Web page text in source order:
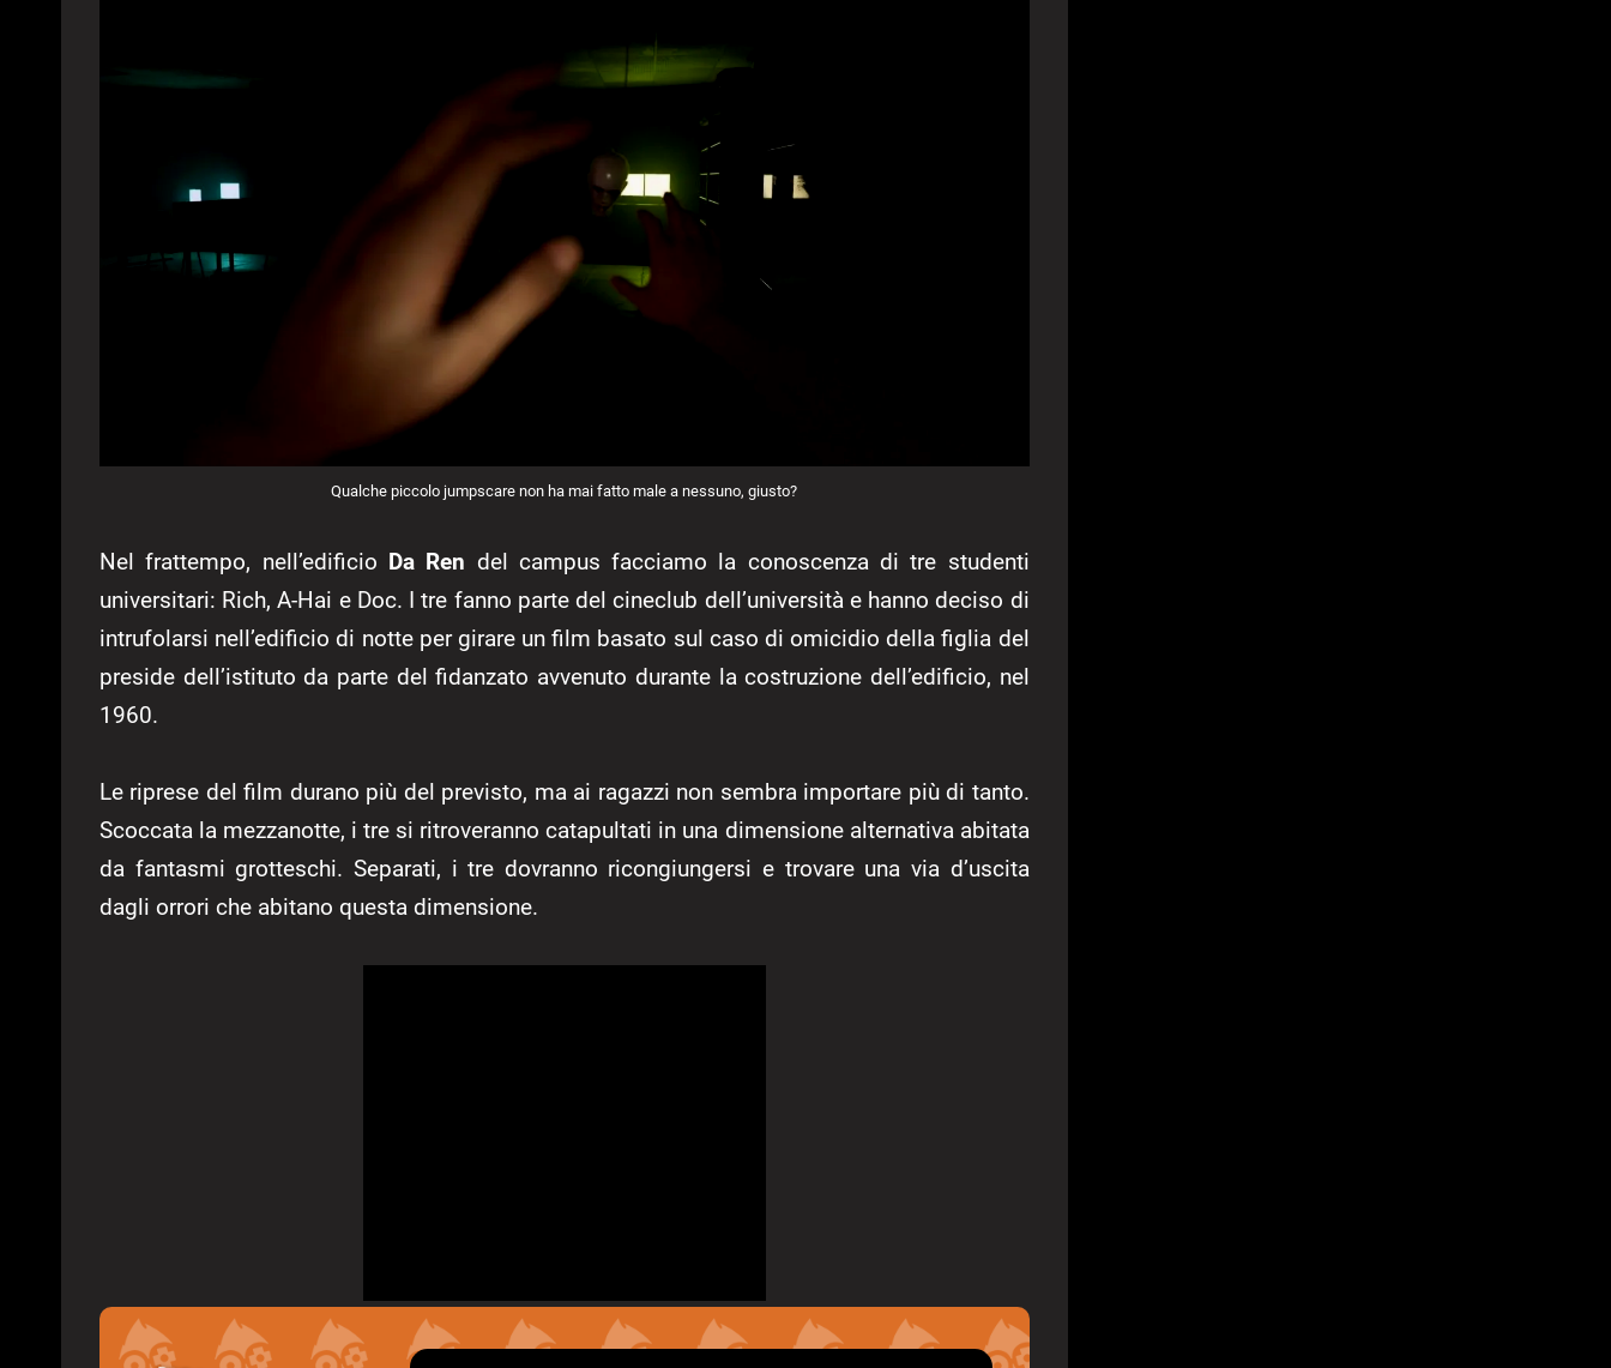
Qualche piccolo jumpscare non ha mai fatto male a nessuno, giusto?
Nel frattempo, nell’edificio Da Ren del campus facciamo la conoscenza di tre studenti
universitari: Rich, A-Hai e Doc. I tre fanno parte del cineclub dell’università e hanno deciso di
intrufolarsi nell’edificio di notte per girare un film basato sul caso di omicidio della figlia del
preside dell’istituto da parte del fidanzato avvenuto durante la costruzione dell’edificio, nel
1960.
Le riprese del film durano più del previsto, ma ai ragazzi non sembra importare più di tanto.
Scoccata la mezzanotte, i tre si ritroveranno catapultati in una dimensione alternativa abitata
da fantasmi grotteschi. Separati, i tre dovranno ricongiungersi e trovare una via d’uscita
dagli orrori che abitano questa dimensione.